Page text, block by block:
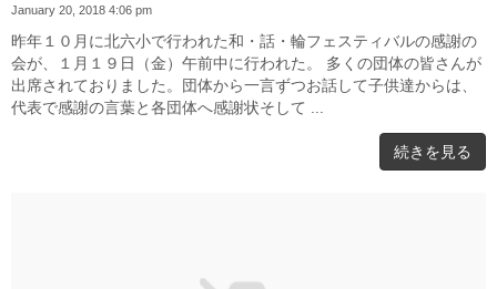
January 20, 2018 4:06 pm
昨年１０月に北六小で行われた和・話・輪フェスティバルの感謝の
会が、１月１９日（金）午前中に行われた。 多くの団体の皆さんが
出席されておりました。団体から一言ずつお話して子供達からは、
代表で感謝の言葉と各団体へ感謝状そして ...
続きを見る